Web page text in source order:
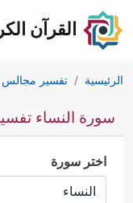
القرآن
الرئيسية تفسير مجالس
سورة النساء تفسير
اختر سورة